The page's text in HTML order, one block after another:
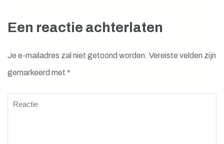
Een reactie achterlaten
Je e-mailadres zal niet getoond worden. Vereiste velden zijn
gemarkeerd met *
Reactie